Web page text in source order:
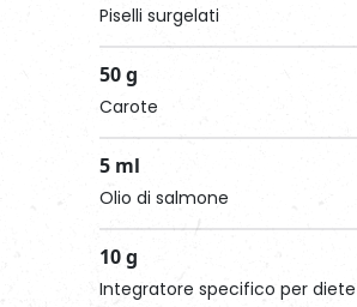
Piselli surgelati
50 g
Carote
5 ml
Olio di salmone
10 g
Integratore specifico per diete